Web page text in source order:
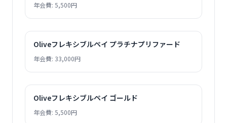
年会費: 5,500円
Oliveフレキシブルペイ プラチナプリファード
年会費: 33,000円
Oliveフレキシブルペイ ゴールド
年会費: 5,500円